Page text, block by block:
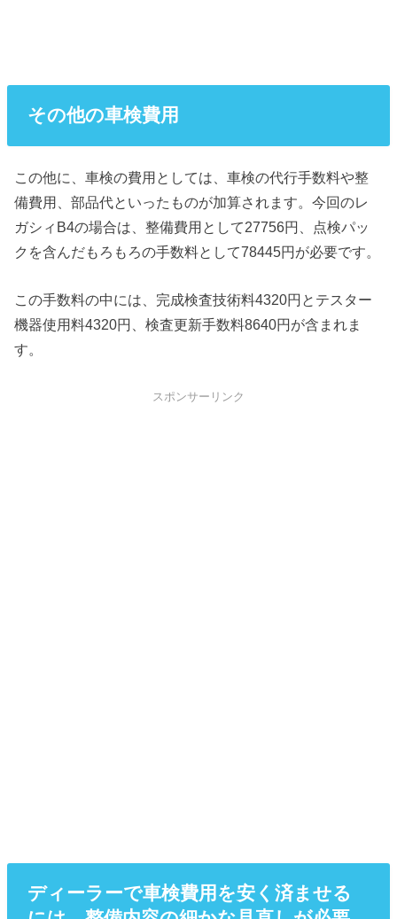
その他の車検費用
この他に、車検の費用としては、車検の代行手数料や整
備費用、部品代といったものが加算されます。今回のレ
ガシィB4の場合は、整備費用として27756円、点検パッ
クを含んだもろもろの手数料として78445円が必要です。
この手数料の中には、完成検査技術料4320円とテスター
機器使用料4320円、検査更新手数料8640円が含まれま
す。
スポンサーリンク
ディーラーで車検費用を安く済ませる